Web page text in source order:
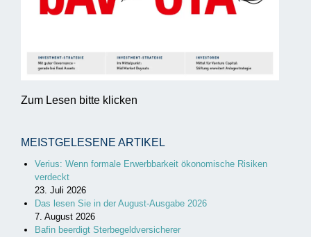
Zum Lesen bitte klicken
MEISTGELESENE ARTIKEL
Verius: Wenn formale Erwerbbarkeit ökonomische Risiken
verdeckt
23. Juli 2026
Das lesen Sie in der August-Ausgabe 2026
7. August 2026
Bafin beerdigt Sterbegeldversicherer